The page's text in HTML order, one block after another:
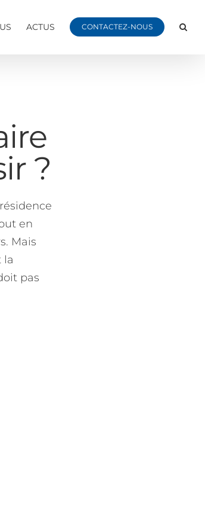
ACTUS CONTACTEZ-NOUS
?
en
Mais
la
pas